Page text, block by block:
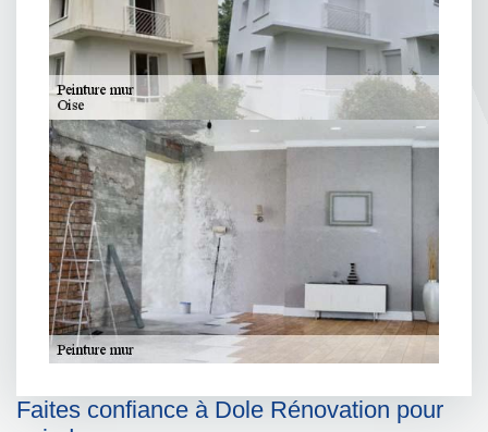
Faites confiance à Dole Rénovation pour